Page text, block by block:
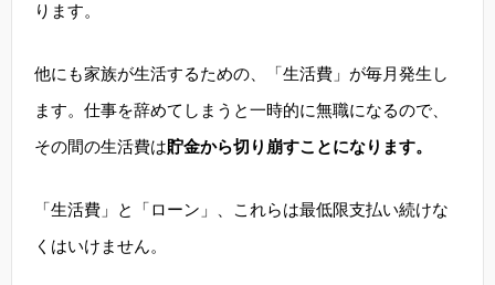
ります。
他にも家族が生活するための、「生活費」が毎月発生し
ます。仕事を辞めてしまうと一時的に無職になるので、
その間の生活費は貯金から切り崩すことになります。
「生活費」と「ローン」、これらは最低限支払い続けな
くはいけません。